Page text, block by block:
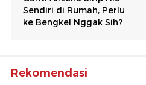
Rekomendasi